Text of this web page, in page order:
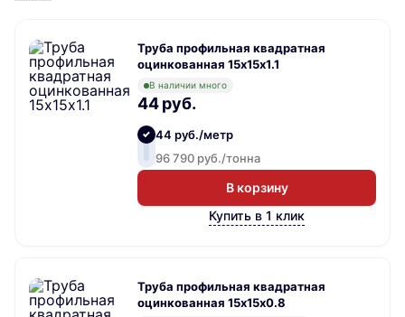
Труба профильная квадратная
оцинкованная 15х15х1.1
В наличии много
44 руб.
44 руб./метр
96 790 руб./тонна
В корзину
Купить в 1 клик
Труба профильная квадратная
оцинкованная 15х15х0.8